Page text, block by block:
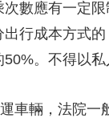
數應有一定
行成本方式
。不得以
輛，法院一